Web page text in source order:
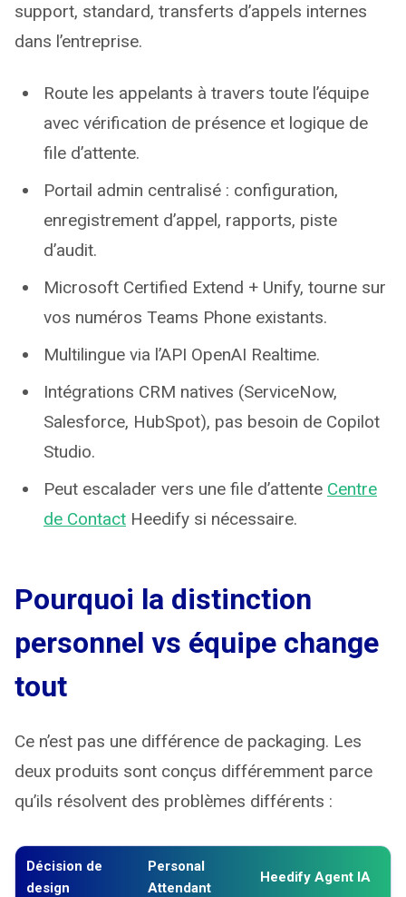
support, standard, transferts d’appels internes
dans l’entreprise.
Route les appelants à travers toute l’équipe
avec vérification de présence et logique de
file d’attente.
Portail admin centralisé : configuration,
enregistrement d’appel, rapports, piste
d’audit.
Microsoft Certified Extend + Unify, tourne sur
vos numéros Teams Phone existants.
Multilingue via l’API OpenAI Realtime.
Intégrations CRM natives (ServiceNow,
Salesforce, HubSpot), pas besoin de Copilot
Studio.
Peut escalader vers une file d’attente Centre
de Contact Heedify si nécessaire.
Pourquoi la distinction
personnel vs équipe change
tout
Ce n’est pas une différence de packaging. Les
deux produits sont conçus différemment parce
qu’ils résolvent des problèmes différents :
Décision de
design
Personal
Attendant
Heedify Agent IA